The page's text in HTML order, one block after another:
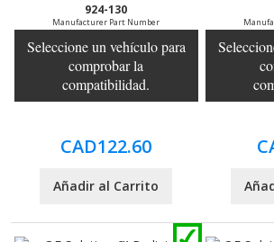
924-130
Manufacturer Part Number
Seleccione un vehículo para
comprobar la
compatibilidad.
CAD122.60
Añadir al Carrito